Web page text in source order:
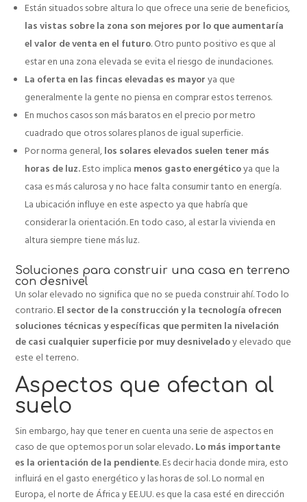
Están situados sobre altura lo que ofrece una serie de beneficios,
las vistas sobre la zona son mejores por lo que aumentaría
el valor de venta en el futuro. Otro punto positivo es que al
estar en una zona elevada se evita el riesgo de inundaciones.
La oferta en las fincas elevadas es mayor ya que
generalmente la gente no piensa en comprar estos terrenos.
En muchos casos son más baratos en el precio por metro
cuadrado que otros solares planos de igual superficie.
Por norma general, los solares elevados suelen tener más
horas de luz.Esto implica menos gasto energéticoya que la
casa es más calurosa y no hace falta consumir tanto en energía.
La ubicación influye en este aspecto ya que habría que
considerar la orientación. En todo caso, al estar la vivienda en
altura siempre tiene más luz.
Soluciones para construir una casa en terreno
con desnivel
Un solar elevado no significa que no se pueda construir ahí. Todo lo
contrario. El sector de la construcción y la tecnología ofrecen
soluciones técnicas y específicas que permiten la nivelación
de casi cualquier superficie por muy desniveladoy elevado que
este el terreno.
Aspectos que afectan al
suelo
Sin embargo, hay que tener en cuenta una serie de aspectos en
caso de que optemos por un solar elevado. Lo más importante
es la orientación de la pendiente. Es decir hacia donde mira, esto
influirá en el gasto energético y las horas de sol. Lo normal en
Europa, el norte de África y EE.UU. es que la casa esté en dirección